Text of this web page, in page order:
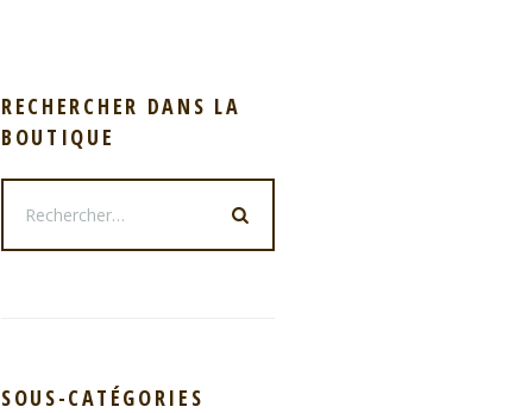
RECHERCHER DANS LA
BOUTIQUE
SOUS-CATÉGORIES